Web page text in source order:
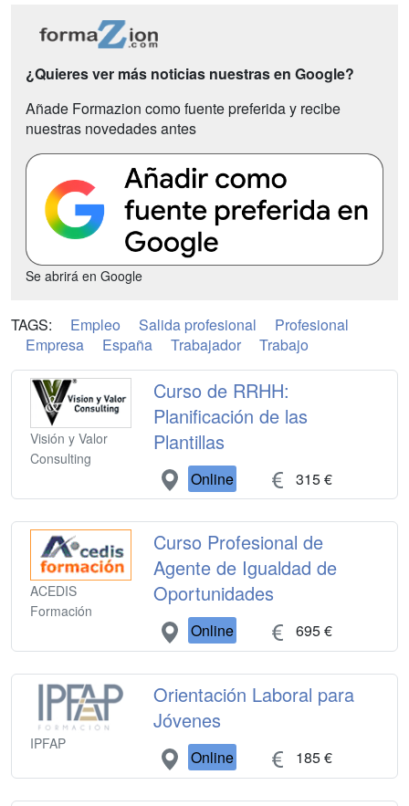
¿Quieres ver más noticias nuestras en Google?
Añade Formazion como fuente preferida y recibe
nuestras novedades antes
Se abrirá en Google
TAGS: Empleo Salida profesional
Profesional
Empresa
España Trabajador Trabajo
Visión y Valor
Consulting
Curso de RRHH:
Planificación de las
Plantillas
Online 315 €
ACEDIS
Formación
Curso Profesional de
Agente de Igualdad de
Oportunidades
Online 695 €
IPFAP
Orientación Laboral para
Jóvenes
Online 185 €